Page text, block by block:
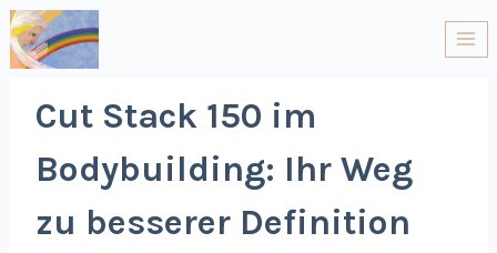
NON CLASSÉ
Cut Stack 150 im
Bodybuilding: Ihr Weg
zu besserer Definition